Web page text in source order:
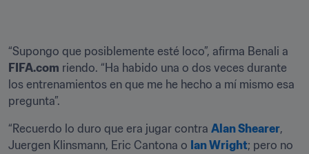
FIFA.com riendo. “Ha habido una o dos veces durante
los entrenamientos en que me he hecho a mí mismo esa
pregunta”.
“Recuerdo lo duro que era jugar contra Alan Shearer,
Juergen Klinsmann, Eric Cantona o Ian Wright; pero no